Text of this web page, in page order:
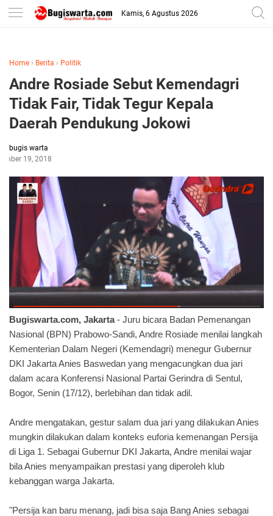
-->
Kamis, 6 Agustus 2026
Home › Berita › Politik
Andre Rosiade Sebut Kemendagri
Tidak Fair, Tidak Tegur Kepala
Daerah Pendukung Jokowi
bugis warta
19, 2018
Bugiswarta.com, Jakarta- Juru bicara Badan Pemenangan
Nasional (BPN) Prabowo-Sandi, Andre Rosiade menilai langkah
Kementerian Dalam Negeri (Kemendagri) menegur Gubernur
DKI Jakarta Anies Baswedan yang mengacungkan dua jari
dalam acara Konferensi Nasional Partai Gerindra di Sentul,
Bogor, Senin (17/12), berlebihan dan tidak adil.
Andre mengatakan, gestur salam dua jari yang dilakukan Anies
mungkin dilakukan dalam konteks euforia kemenangan Persija
di Liga 1. Sebagai Gubernur DKI Jakarta, Andre menilai wajar
bila Anies menyampaikan prestasi yang diperoleh klub
kebanggan warga Jakarta.
"Persija kan baru menang, jadi bisa saja Bang Anies sebagai